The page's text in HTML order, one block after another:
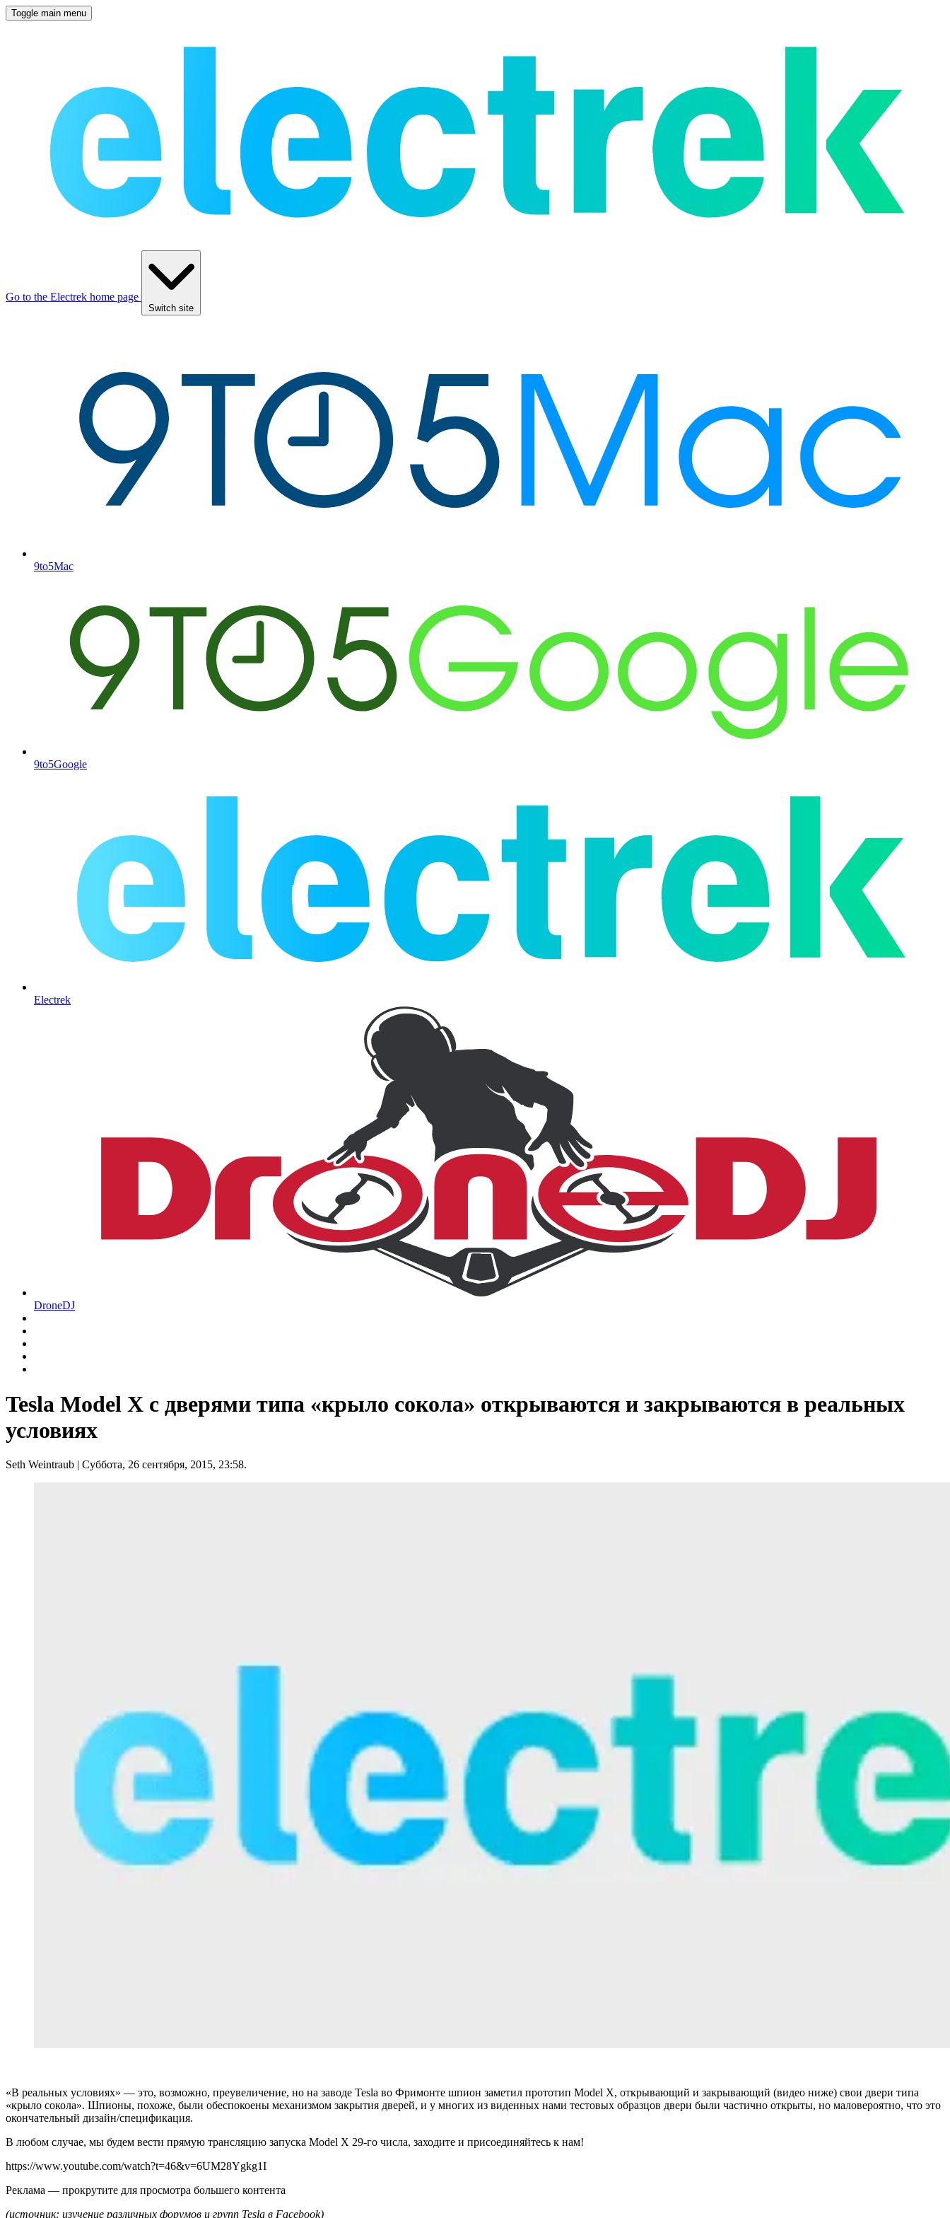
Toggle main menu
Go to the Electrek home page
Switch site
9to5Mac
9to5Google
Electrek
DroneDJ
Tesla Model X с дверями типа «крыло сокола» открываются и закрываются в реальных
условиях
Seth Weintraub | Суббота, 26 сентября, 2015, 23:58.
«В реальных условиях» — это, возможно, преувеличение, но на заводе Tesla во Фримонте шпион заметил прототип Model X, открывающий и закрывающий (видео ниже) свои двери типа
«крыло сокола». Шпионы, похоже, были обеспокоены механизмом закрытия дверей, и у многих из виденных нами тестовых образцов двери были частично открыты, но маловероятно, что это
окончательный дизайн/спецификация.
В любом случае, мы будем вести прямую трансляцию запуска Model X 29-го числа, заходите и присоединяйтесь к нам!
https://www.youtube.com/watch?t=46&v=6UM28Ygkg1I
Реклама — прокрутите для просмотра большего контента
(источник: изучение различных форумов и групп Tesla в Facebook)